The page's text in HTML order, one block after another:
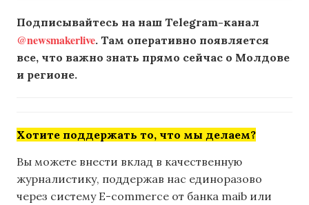
Подписывайтесь на наш Telegram-канал
@newsmakerlive. Там оперативно появляется
все, что важно знать прямо сейчас о Молдове
и регионе.
Хотите поддержать то, что мы делаем?
Вы можете внести вклад в качественную
журналистику, поддержав нас единоразово
через систему E-commerce от банка maib или